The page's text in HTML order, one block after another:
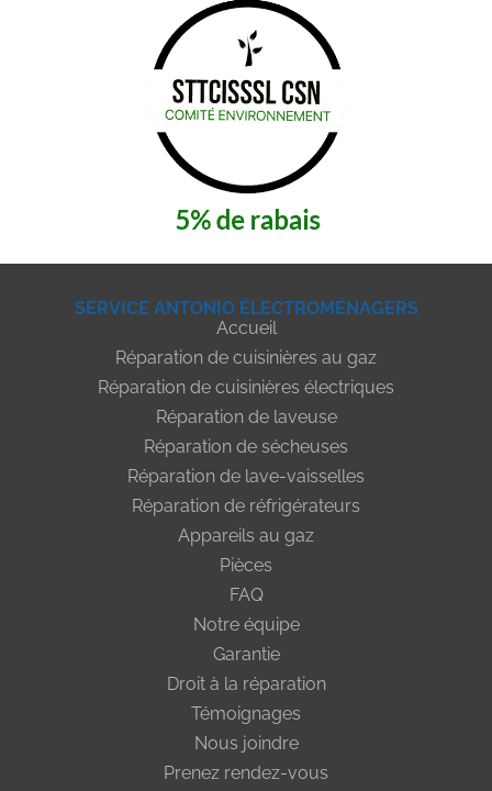
SERVICE ANTONIO ÉLECTROMÉNAGERS
Accueil
Réparation de cuisinières au gaz
Réparation de cuisinières électriques
Réparation de laveuse
Réparation de sécheuses
Réparation de lave-vaisselles
Réparation de réfrigérateurs
Appareils au gaz
Pièces
FAQ
Notre équipe
Garantie
Droit à la réparation
Témoignages
Nous joindre
Prenez rendez-vous